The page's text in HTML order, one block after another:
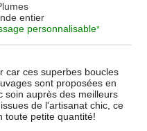
car ces superbes boucles
sont proposées en
soin auprès des meilleurs
, issues de l'artisanat chic, ce
toute petite quantité!
entier
personnalisable*